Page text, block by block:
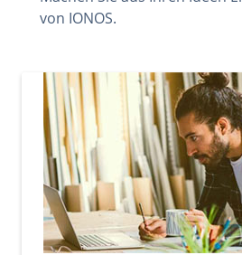
von IONOS.